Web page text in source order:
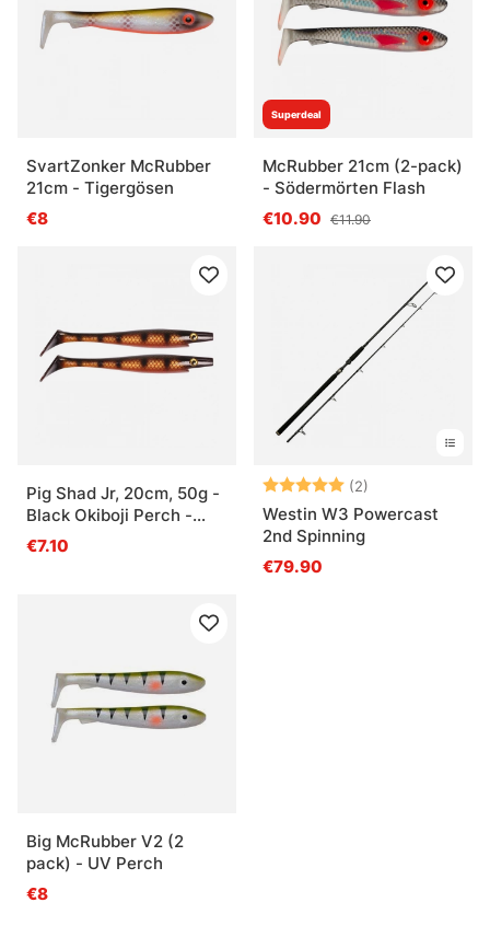
SvartZonker McRubber
21cm - Tigergösen
€8
Superdeal
McRubber 21cm (2-pack)
- Södermörten Flash
€10.90 €11.90
Pig Shad Jr, 20cm, 50g -
Black Okiboji Perch -
2pcs
€7.10
Bewertung:(2)
Westin W3 Powercast
2nd Spinning
€79.90
Big McRubber V2 (2
pack) - UV Perch
€8